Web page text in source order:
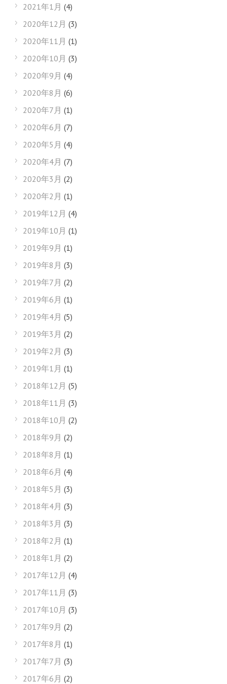
2021年1月 (4)
2020年12月 (3)
2020年11月 (1)
2020年10月 (3)
2020年9月 (4)
2020年8月 (6)
2020年7月 (1)
2020年6月 (7)
2020年5月 (4)
2020年4月 (7)
2020年3月 (2)
2020年2月 (1)
2019年12月 (4)
2019年10月 (1)
2019年9月 (1)
2019年8月 (3)
2019年7月 (2)
2019年6月 (1)
2019年4月 (5)
2019年3月 (2)
2019年2月 (3)
2019年1月 (1)
2018年12月 (5)
2018年11月 (3)
2018年10月 (2)
2018年9月 (2)
2018年8月 (1)
2018年6月 (4)
2018年5月 (3)
2018年4月 (3)
2018年3月 (3)
2018年2月 (1)
2018年1月 (2)
2017年12月 (4)
2017年11月 (3)
2017年10月 (3)
2017年9月 (2)
2017年8月 (1)
2017年7月 (3)
2017年6月 (2)